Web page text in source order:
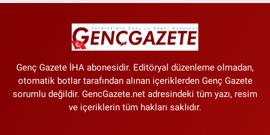
Genç Gazete İHA abonesidir. Editöryal düzenleme olmadan,
otomatik botlar tarafından alınan içeriklerden Genç Gazete
sorumlu değildir. GencGazete.net adresindeki tüm yazı, resim
ve içeriklerin tüm hakları saklıdır.